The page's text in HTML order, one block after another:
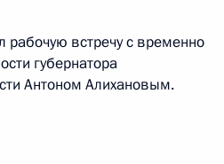
рабочую встречу с временно
губернатора
Антоном Алихановым.